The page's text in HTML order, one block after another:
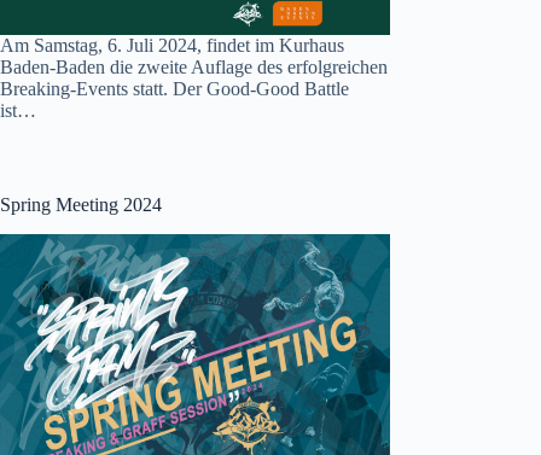
Am Samstag, 6. Juli 2024, findet im Kurhaus
Baden-Baden die zweite Auflage des erfolgreichen
Breaking-Events statt. Der Good-Good Battle
ist…
Spring Meeting 2024